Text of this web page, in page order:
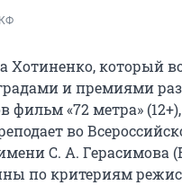
Хотиненко, который
и премиями
«72 метра» (12+),
во
С. А. Герасимова
по критериям